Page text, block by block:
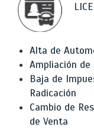
Alta de
Ampliación
Baja de
Radicación
Cambio de
de Venta